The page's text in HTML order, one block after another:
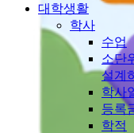
대학생활
학사
수업
소단
설계
학사
등록
학적